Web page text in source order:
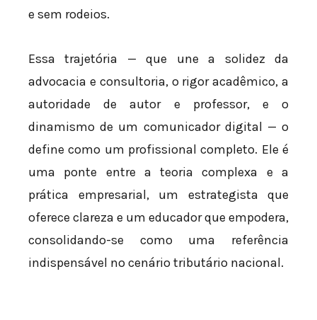
e sem rodeios.
Essa trajetória — que une a solidez da
advocacia e consultoria, o rigor acadêmico, a
autoridade de autor e professor, e o
dinamismo de um comunicador digital — o
define como um profissional completo. Ele é
uma ponte entre a teoria complexa e a
prática empresarial, um estrategista que
oferece clareza e um educador que empodera,
consolidando-se como uma referência
indispensável no cenário tributário nacional.